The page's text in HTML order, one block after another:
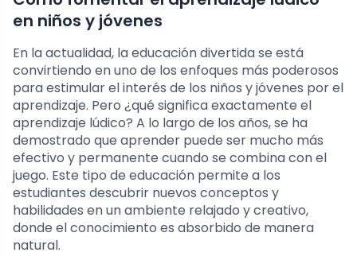
en niños y jóvenes
En la actualidad, la educación divertida se está
convirtiendo en uno de los enfoques más poderosos
para estimular el interés de los niños y jóvenes por el
aprendizaje. Pero ¿qué significa exactamente el
aprendizaje lúdico? A lo largo de los años, se ha
demostrado que aprender puede ser mucho más
efectivo y permanente cuando se combina con el
juego. Este tipo de educación permite a los
estudiantes descubrir nuevos conceptos y
habilidades en un ambiente relajado y creativo,
donde el conocimiento es absorbido de manera
natural.